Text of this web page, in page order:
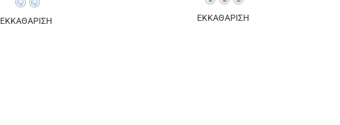
ΕΚΚΑΘΑΡΙΣΗ ΕΚΚΑΘΑΡΙΣΗ